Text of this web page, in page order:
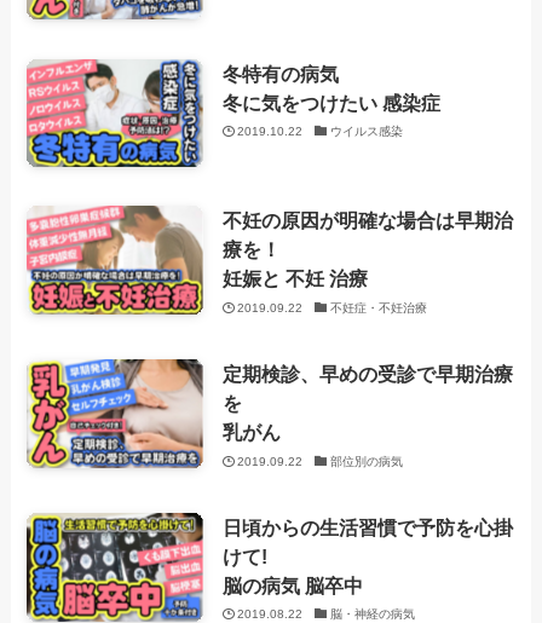
冬特有の病気
冬に気をつけたい 感染症
2019.10.22 ウイルス感染
不妊の原因が明確な場合は早期治
療を！
妊娠と 不妊 治療
2019.09.22 不妊症・不妊治療
定期検診、早めの受診で早期治療
を
乳がん
2019.09.22 部位別の病気
日頃からの生活習慣で予防を心掛
けて!
脳の病気 脳卒中
2019.08.22 脳・神経の病気